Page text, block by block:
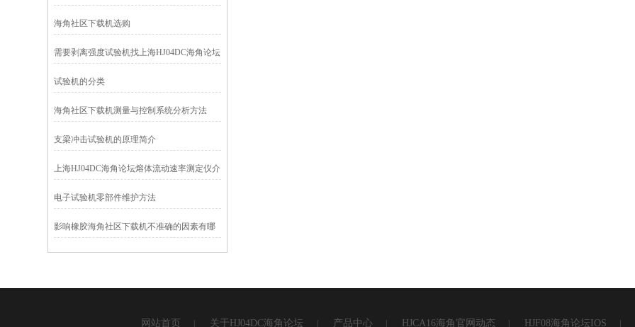
海角社区下载机选购
需要剥离强度试验机找上海HJ04DC海角论坛
试验机的分类
海角社区下载机测量与控制系统分析方法
支梁冲击试验机的原理简介
上海HJ04DC海角论坛熔体流动速率测定仪介
电子试验机零部件维护方法
影响橡胶海角社区下载机不准确的因素有哪
网站首页 关于HJ04DC海角论坛 产品中心 HJCA16海角官网动态 HJF08海角论坛IOS